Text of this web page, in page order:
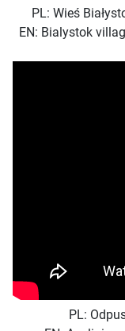
PL: Wieś
EN: Bialystok
PL: